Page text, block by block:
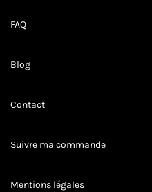
FAQ
Blog
Contact
Suivre ma commande
Mentions légales